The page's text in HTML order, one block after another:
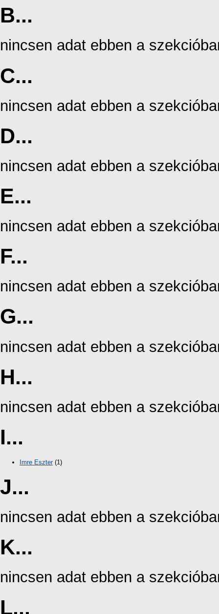
B...
nincsen adat ebben a
C...
nincsen adat ebben a
D...
nincsen adat ebben a
E...
nincsen adat ebben a
F...
nincsen adat ebben a
G...
nincsen adat ebben a
H...
nincsen adat ebben a
I...
Imre Eszter(1)
J...
nincsen adat ebben a
K...
nincsen adat ebben a
L...